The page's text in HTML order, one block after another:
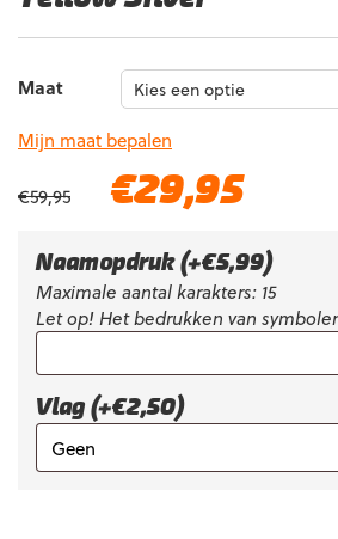
Maat
Mijn maat bepalen
€59,95
Oorspronkelijke
€59,95.
€29,95Huidige
€29,95.
Naamopdruk (+€5,99)
Maximale aantal karakters: 15
Let op! Het bedrukken van
Vlag (+€2,50)